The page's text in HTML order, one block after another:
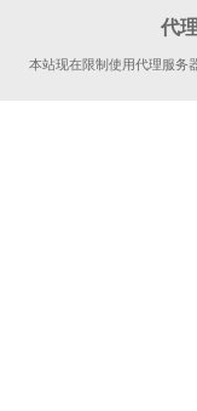
代
本站现在限制使用代理服务